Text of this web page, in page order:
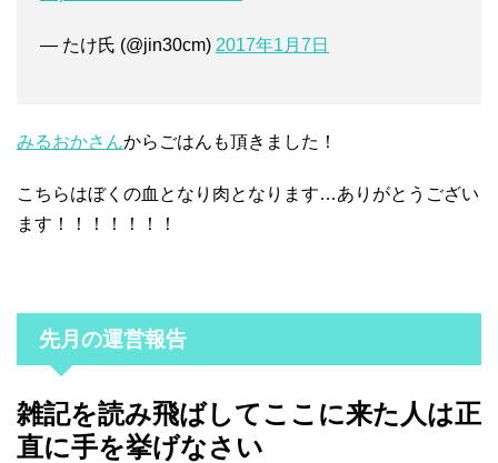
— たけ氏 (@jin30cm) 2017年1月7日
みるおかさんからごはんも頂きました！
こちらはぼくの血となり肉となります…ありがとうござい
ます！！！！！！！
先月の運営報告
雑記を読み飛ばしてここに来た人は正
直に手を挙げなさい